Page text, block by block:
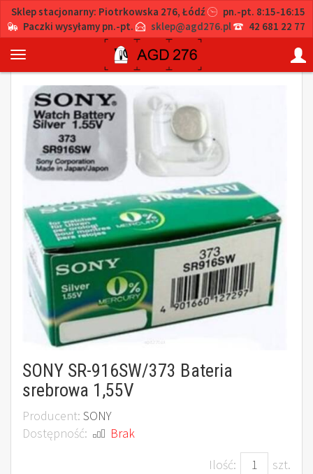
Sklep stacjonarny: Piotrkowska 276, Łódź
pn.-pt. 8:15-16:15
Paczki wysyłamy pn.-pt.
sklep@agd276.pl 42 681 22 77
SONY SR-916SW/373 Bateria
srebrowa 1,55V
Producent: SONY
Dostępność:
Brak
Ilość:
szt.